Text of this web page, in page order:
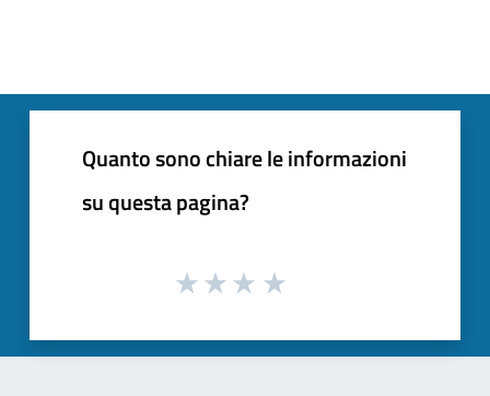
Quanto sono chiare le informazioni
su questa pagina?